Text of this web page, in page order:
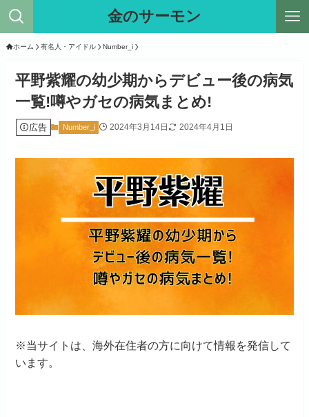
金のサーモン
ホーム 有名人・アイドル Number_i
平野紫耀の幼少期からデビュー後の病気
一覧!噂やガセの病気まとめ!
広告 Number_i 2024年3月14日 2024年4月1日
※当サイトは、海外在住者の方に向けて情報を発信して
います。